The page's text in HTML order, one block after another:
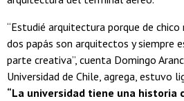
“Estudié arquitectura porque de chico
dos papás son arquitectos y siempre
parte creativa”, cuenta Domingo
Universidad de Chile, agrega, estuvo
“La universidad tiene una historia